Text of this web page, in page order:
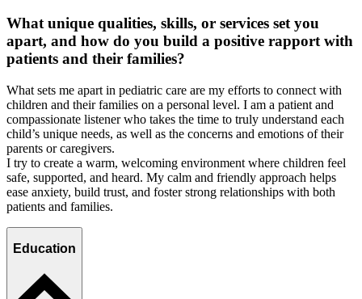
What unique qualities, skills, or services set you
apart, and how do you build a positive rapport with
patients and their families?
What sets me apart in pediatric care are my efforts to connect with
children and their families on a personal level. I am a patient and
compassionate listener who takes the time to truly understand each
child’s unique needs, as well as the concerns and emotions of their
parents or caregivers.
I try to create a warm, welcoming environment where children feel
safe, supported, and heard. My calm and friendly approach helps
ease anxiety, build trust, and foster strong relationships with both
patients and families.
Education